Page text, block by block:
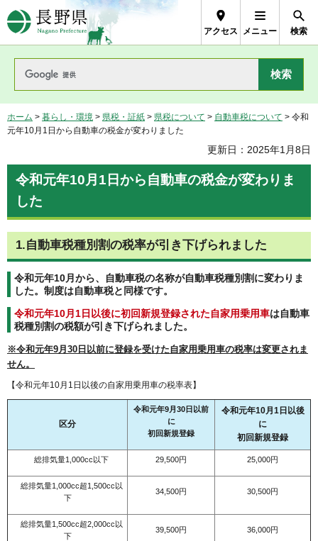
長野県Nagano Prefecture
アクセス メニュー 検索
ホーム > 暮らし・環境 > 県税・証紙 > 県税について > 自動車税について > 令和
元年10月1日から自動車の税金が変わりました
更新日：2025年1月8日
令和元年10月1日から自動車の税金が変わりま
した
1.自動車税種別割の税率が引き下げられました
令和元年10月から、自動車税の名称が自動車税種別割に変わりま
した。制度は自動車税と同様です。
令和元年10月1日以後に初回新規登録された自家用乗用車は自動車
税種別割の税額が引き下げられました。
※令和元年9月30日以前に登録を受けた自家用乗用車の税率は変更されま
せん。
【令和元年10月1日以後の自家用乗用車の税率表】
区分
令和元年9月30日以前
に
初回新規登録
令和元年10月1日以後
に
初回新規登録
総排気量1,000cc以下 29,500円 25,000円
総排気量1,000cc超1,500cc以
下
34,500円 30,500円
総排気量1,500cc超2,000cc以
下
39,500円 36,000円